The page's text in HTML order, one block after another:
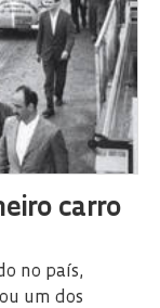
carro
no país,
um dos